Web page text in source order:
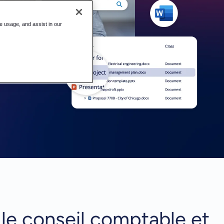
conseil comptable et
usage, and assist in our